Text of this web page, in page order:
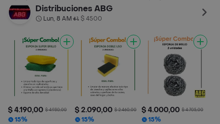
X2 Unidades
Unidades
Distribuciones ABG
Lun, 8 AM• $ 4500
$ 4.190,00 $ 4.930,00
15%
$ 2.090,00 $ 2.460,00
15%
$ 4.000,00 $ 4.705,00
15%